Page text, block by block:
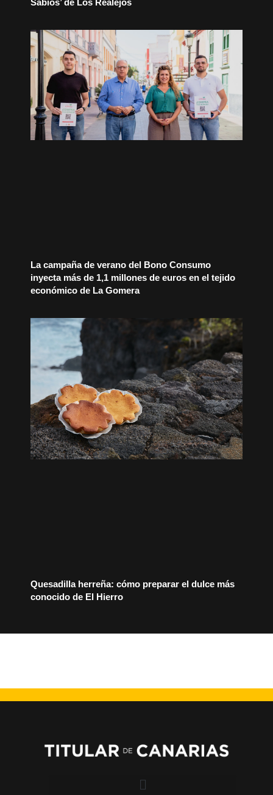
La campaña de verano del Bono Consumo
inyecta más de 1,1 millones de euros en el tejido
económico de La Gomera
Quesadilla herreña: cómo preparar el dulce más
conocido de El Hierro